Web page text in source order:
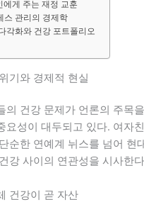
에게 주는 재정 교훈
스 관리의 경제학
각화와 건강 포트폴리오
기와 경제적 현실
의 건강 문제가 언론의 주목
요성이 대두되고 있다. 여자
순한 연예계 뉘스를 넘어 현
강 사이의 연관성을 시사한
건강이 곧 자산